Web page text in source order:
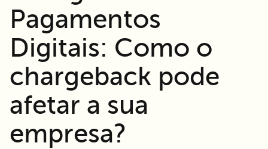
Pagamentos
Digitais: Como o
chargeback pode
afetar a sua
empresa?